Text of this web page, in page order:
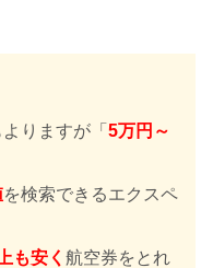
りますが「 5万円～
を検索できるエクスペ
も安く 航空券をとれ